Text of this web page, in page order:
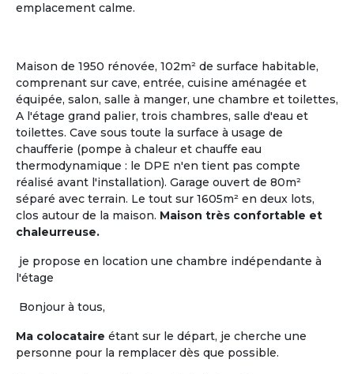
emplacement calme.
Maison de 1950 rénovée, 102m² de surface habitable,
comprenant sur cave, entrée, cuisine aménagée et
équipée, salon, salle à manger, une chambre et toilettes,
A l'étage grand palier, trois chambres, salle d'eau et
toilettes. Cave sous toute la surface à usage de
chaufferie (pompe à chaleur et chauffe eau
thermodynamique : le DPE n'en tient pas compte
réalisé avant l'installation). Garage ouvert de 80m²
séparé avec terrain. Le tout sur 1605m² en deux lots,
clos autour de la maison. Maison très confortable et
chaleurreuse.
je propose en location une chambre indépendante à
l'étage
Bonjour à tous,
Ma colocataire étant sur le départ, je cherche une
personne pour la remplacer dès que possible.
Gestionnaire
ou Propriétaire d'une Maison
La Maison Partagée , nouveau modèle de
Partagé Senior, séduit de nombreux retraités ou
futurs retraités, qui aspirent à un mode de vie
collectif où chacun a son rôle à jouer.
Le logement partagé pour seniors, habitat à taille
humaine, est une alternative entre la vie à domicile
et lamaison de retraite.
Les locataires ou
colocataires n'y sont pas « accueillis », ils sont
réellement chez eux.
objectif principal de permettre de « vivre chez soi
sans être seul ».